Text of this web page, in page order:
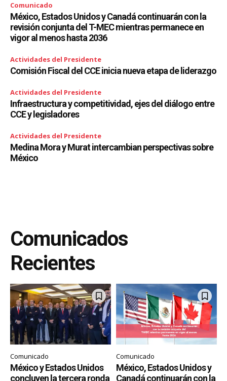
Comunicado
México, Estados Unidos y Canadá continuarán con la
revisión conjunta del T-MEC mientras permanece en
vigor al menos hasta 2036
Actividades del Presidente
Comisión Fiscal del CCE inicia nueva etapa de liderazgo
Actividades del Presidente
Infraestructura y competitividad, ejes del diálogo entre
CCE y legisladores
Actividades del Presidente
Medina Mora y Murat intercambian perspectivas sobre
México
Comunicados
Recientes
Comunicado
México y Estados Unidos
concluyen la tercera ronda
Comunicado
México, Estados Unidos y
Canadá continuarán con la